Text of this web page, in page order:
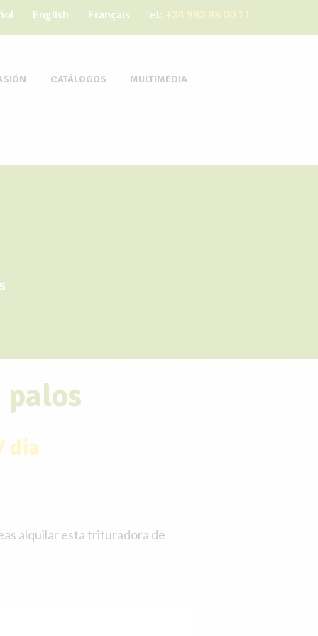
Tel.: +34 983 88 00 11
English Français
CATÁLOGOS MULTIMEDIA
alquilar esta trituradora de